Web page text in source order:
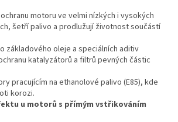
motoru ve velmi nízkých i vysokých
šetří palivo a prodlužují životnost součástí
základového oleje a speciálních aditiv
katalyzátorů a filtrů pevných částic
pracujícím na ethanolové palivo (E85), kde
korozi.
u motorů s přímým vstřikováním